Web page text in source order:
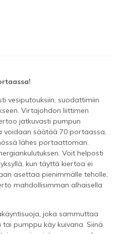
vesiputouksiin, suodattimiin
Virtajohdon liittimen
jatkuvasti pumpun
voidaan säätää 70 portaassa,
lähes portaattoman.
Voit helposti
kun täyttä kiertoa ei
asettaa pienimmälle teholle,
mahdollisimman alhaisella
joka sammuttaa
pumppu käy kuivana. Siinä